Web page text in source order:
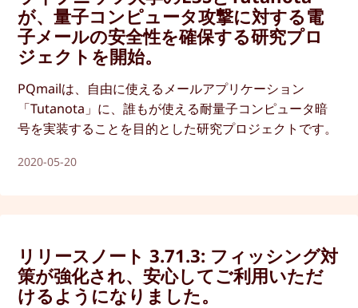
が、量子コンピュータ攻撃に対する電
子メールの安全性を確保する研究プロ
ジェクトを開始。
PQmailは、自由に使えるメールアプリケーション
「Tutanota」に、誰もが使える耐量子コンピュータ暗
号を実装することを目的とした研究プロジェクトです。
2020-05-20
リリースノート 3.71.3: フィッシング対
策が強化され、安心してご利用いただ
けるようになりました。